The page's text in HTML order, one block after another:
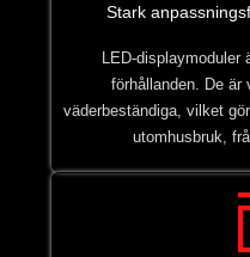
Stark
LED-displaymoduler
förhållanden. De är
väderbeständiga, vilket
utomhusbruk,